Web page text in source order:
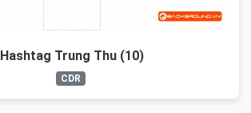
Hashtag Trung Thu (10)
CDR